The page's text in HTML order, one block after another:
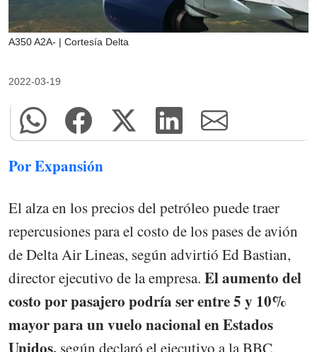
A350 A2A- | Cortesía Delta
2022-03-19
Por Expansión
El alza en los precios del petróleo puede traer
repercusiones para el costo de los pases de avión
de Delta Air Lineas, según advirtió Ed Bastian,
director ejecutivo de la empresa. El aumento del
costo por pasajero podría ser entre 5 y 10%
mayor para un vuelo nacional en Estados
Unidos, según declaró el ejecutivo a la BBC.